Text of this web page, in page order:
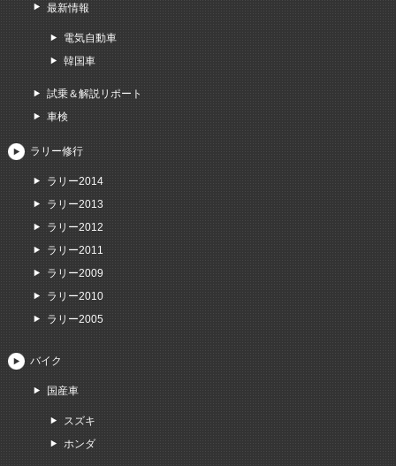
最新情報
電気自動車
韓国車
試乗＆解説リポート
車検
ラリー修行
ラリー2014
ラリー2013
ラリー2012
ラリー2011
ラリー2009
ラリー2010
ラリー2005
バイク
国産車
スズキ
ホンダ